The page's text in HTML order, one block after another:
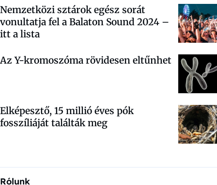
Nemzetközi sztárok egész sorát
vonultatja fel a Balaton Sound 2024 –
itt a lista
Az Y-kromoszóma rövidesen eltűnhet
Elképesztő, 15 millió éves pók
fosszíliáját találták meg
Rólunk